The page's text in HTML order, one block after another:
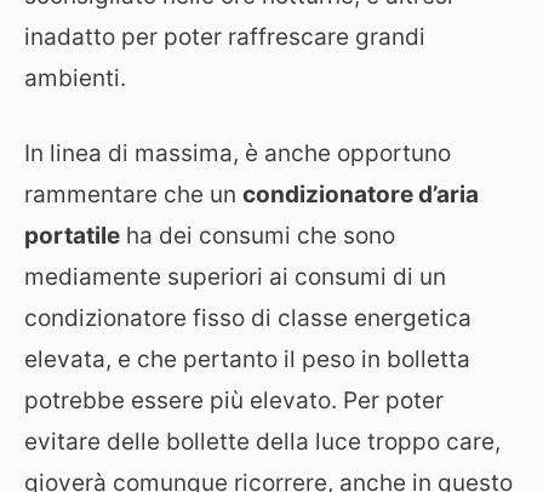
inadatto per poter raffrescare grandi
ambienti.
In linea di massima, è anche opportuno
rammentare che un condizionatore d’aria
portatile ha dei consumi che sono
mediamente superiori ai consumi di un
condizionatore fisso di classe energetica
elevata, e che pertanto il peso in bolletta
potrebbe essere più elevato. Per poter
evitare delle bollette della luce troppo care,
gioverà comunque ricorrere, anche in questo